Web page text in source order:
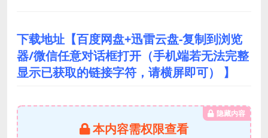
下载地址【百度网盘+迅雷云盘-复制到浏览
器/微信任意对话框打开（手机端若无法完整
显示已获取的链接字符，请横屏即可） 】
隐藏内容
本内容需权限查看